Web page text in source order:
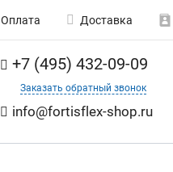
Оплата Доставка
+7 (495) 432-09-09
Заказать обратный звонок
info@fortisflex-shop.ru